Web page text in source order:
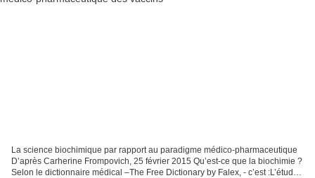
La science biochimique par rapport au paradigme médico-pharmaceutique
D’après Carherine Frompovich, 25 février 2015 Qu’est-ce que la biochimie ?
Selon le dictionnaire médical –The Free Dictionary by Falex, - c’est :L’étude